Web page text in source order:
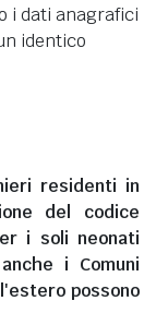
i dati anagrafici
identico
residenti in
del codice
i soli neonati
i Comuni
possono